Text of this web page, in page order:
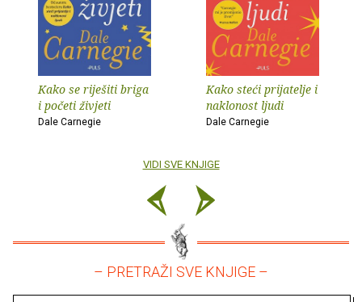
Kako se riješiti briga
i početi živjeti
Dale Carnegie
Kako steći prijatelje i
naklonost ljudi
Dale Carnegie
VIDI SVE KNJIGE
– PRETRAŽI SVE KNJIGE –